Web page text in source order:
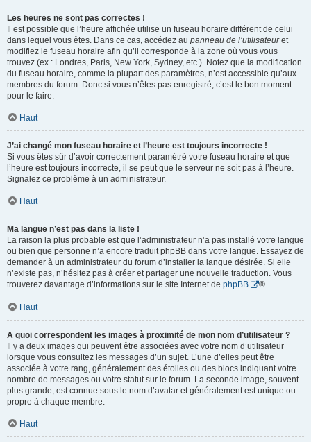
Les heures ne sont pas correctes !
Il est possible que l’heure affichée utilise un fuseau horaire différent de celui
dans lequel vous êtes. Dans ce cas, accédez au panneau de l’utilisateuret
modifiez le fuseau horaire afin qu’il corresponde à la zone où vous vous
trouvez (ex : Londres, Paris, New York, Sydney, etc.). Notez que la modification
du fuseau horaire, comme la plupart des paramètres, n’est accessible qu’aux
membres du forum. Donc si vous n’êtes pas enregistré, c’est le bon moment
pour le faire.
Haut
J’ai changé mon fuseau horaire et l’heure est toujours incorrecte !
Si vous êtes sûr d’avoir correctement paramétré votre fuseau horaire et que
l’heure est toujours incorrecte, il se peut que le serveur ne soit pas à l’heure.
Signalez ce problème à un administrateur.
Haut
Ma langue n’est pas dans la liste !
La raison la plus probable est que l’administrateur n’a pas installé votre langue
ou bien que personne n’a encore traduit phpBB dans votre langue. Essayez de
demander à un administrateur du forum d’installer la langue désirée. Si elle
n’existe pas, n’hésitez pas à créer et partager une nouvelle traduction. Vous
trouverez davantage d’informations sur le site Internet de phpBB ®.
Haut
A quoi correspondent les images à proximité de mon nom d’utilisateur ?
Il y a deux images qui peuvent être associées avec votre nom d’utilisateur
lorsque vous consultez les messages d’un sujet. L’une d’elles peut être
associée à votre rang, généralement des étoiles ou des blocs indiquant votre
nombre de messages ou votre statut sur le forum. La seconde image, souvent
plus grande, est connue sous le nom d’avatar et généralement est unique ou
propre à chaque membre.
Haut